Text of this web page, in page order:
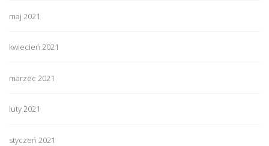
maj 2021
kwiecień 2021
marzec 2021
luty 2021
styczeń 2021